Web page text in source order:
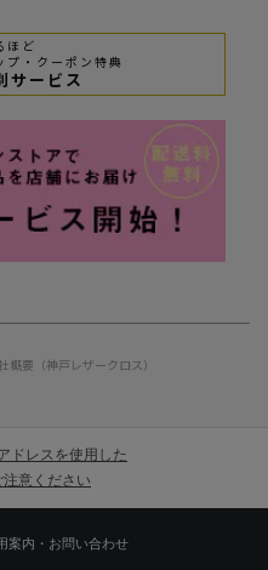
ほど
プ・クーポン特典
サービス
概要（神戸レザークロス）
ドレスを使用した
意ください
案内・お問い合わせ